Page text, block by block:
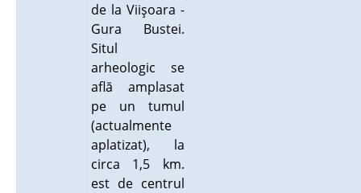
de la Viişoara -
Gura Bustei.
Situl
arheologic se
află amplasat
pe un tumul
(actualmente
aplatizat), la
circa 1,5 km.
est de centrul